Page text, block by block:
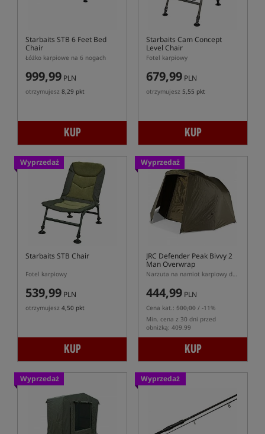
Starbaits STB 6 Feet Bed
Chair
Łóżko karpiowe na 6 nogach
999,99 PLN
otrzymujesz 8,29 pkt
KUP
Starbaits Cam Concept
Level Chair
Fotel karpiowy
679,99 PLN
otrzymujesz 5,55 pkt
KUP
Wyprzedaż
Starbaits STB Chair
Fotel karpiowy
539,99 PLN
otrzymujesz 4,50 pkt
KUP
Wyprzedaż
JRC Defender Peak Bivvy 2
Man Overwrap
Narzuta na namiot karpiowy dwuosobowy
444,99 PLN
Cena kat.: 500,00 / -11%
Min. cena z 30 dni przed
obniżką: 409.99
KUP
Wyprzedaż Wyprzedaż